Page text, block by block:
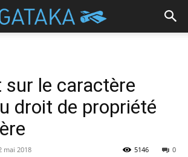
sur le caractère
droit de propriété
mai 2018 0
5146